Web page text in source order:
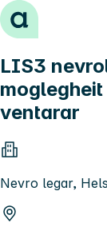
Hopp til innhold
LIS3
ventarar
Nevro legar,